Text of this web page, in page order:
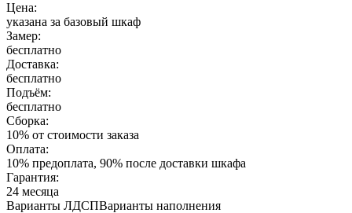
Цена:
указана за базовый шкаф
Замер:
бесплатно
Доставка:
бесплатно
Подъём:
бесплатно
Сборка:
10% от стоимости заказа
Оплата:
10% предоплата, 90% после доставки шкафа
Гарантия:
24 месяца
Варианты ЛДСПВарианты наполнения